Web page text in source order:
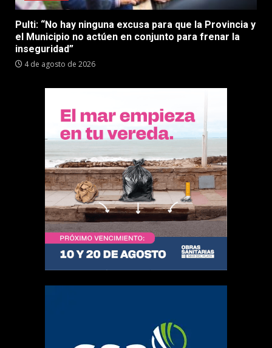
Pulti: “No hay ninguna excusa para que la Provincia y
el Municipio no actúen en conjunto para frenar la
inseguridad”
4 de agosto de 2026